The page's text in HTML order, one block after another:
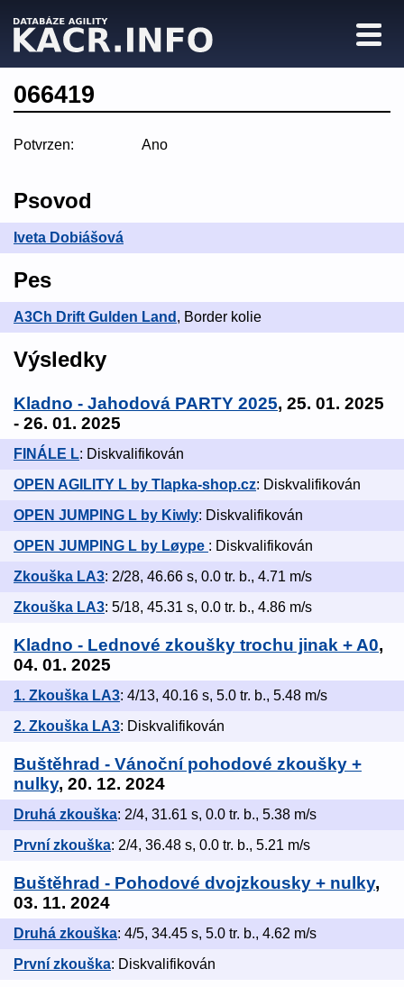
066419
Potvrzen: Ano
Psovod
Iveta Dobiášová
Pes
A3Ch Drift Gulden Land , Border kolie
Výsledky
Kladno - Jahodová PARTY 2025, 25. 01. 2025
- 26. 01. 2025
FINÁLE L: Diskvalifikován
OPEN AGILITY L by Tlapka-shop.cz: Diskvalifikován
OPEN JUMPING L by Kiwly: Diskvalifikován
OPEN JUMPING L by Løype : Diskvalifikován
Zkouška LA3: 2/28, 46.66 s, 0.0 tr. b., 4.71 m/s
Zkouška LA3: 5/18, 45.31 s, 0.0 tr. b., 4.86 m/s
Kladno - Lednové zkoušky trochu jinak + A0,
04. 01. 2025
1. Zkouška LA3: 4/13, 40.16 s, 5.0 tr. b., 5.48 m/s
2. Zkouška LA3: Diskvalifikován
Buštěhrad - Vánoční pohodové zkoušky +
nulky, 20. 12. 2024
Druhá zkouška: 2/4, 31.61 s, 0.0 tr. b., 5.38 m/s
První zkouška: 2/4, 36.48 s, 0.0 tr. b., 5.21 m/s
Buštěhrad - Pohodové dvojzkousky + nulky,
03. 11. 2024
Druhá zkouška: 4/5, 34.45 s, 5.0 tr. b., 4.62 m/s
První zkouška: Diskvalifikován